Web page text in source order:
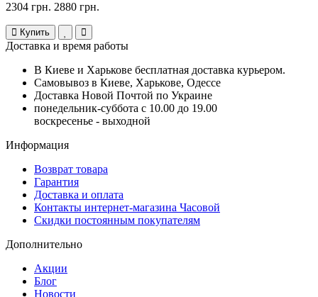
2304 грн. 2880 грн.
Купить
Доставка и время работы
В Киеве и Харькове бесплатная доставка курьером.
Самовывоз в Киеве, Харькове, Одессе
Доставка Новой Почтой по Украине
понедельник-суббота с 10.00 до 19.00
воскресенье - выходной
Информация
Возврат товара
Гарантия
Доставка и оплата
Контакты интернет-магазина Часовой
Скидки постоянным покупателям
Дополнительно
Акции
Блог
Новости